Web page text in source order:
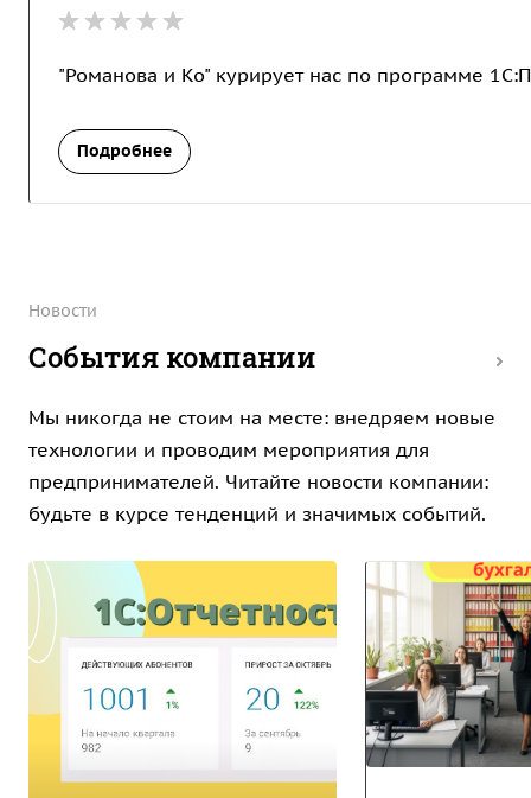
"Романова и Ко" курирует нас по программе
Подробнее
Новости
События компании
Мы никогда не стоим на месте: внедряем новые
технологии и проводим мероприятия для
предпринимателей. Читайте новости компании:
будьте в курсе тенденций и значимых событий.